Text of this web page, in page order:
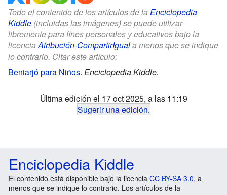
Todo el contenido de los artículos de la Enciclopedia
Kiddle (incluidas las imágenes) se puede utilizar
libremente para fines personales y educativos bajo la
licencia Atribución-CompartirIguala menos que se indique
lo contrario. Citar este artículo:
Beniarjó para Niños. Enciclopedia Kiddle.
Última edición el 17 oct 2025, a las 11:19
Sugerir una edición.
Enciclopedia Kiddle
El contenido está disponible bajo la licencia CC BY-SA 3.0, a
menos que se indique lo contrario. Los artículos de la